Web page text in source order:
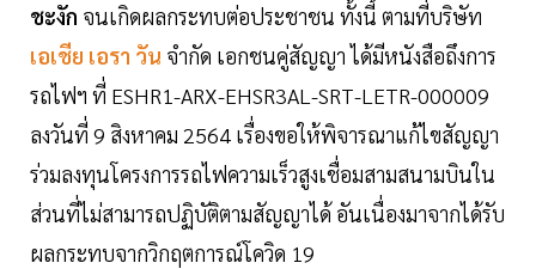
ชะงัก จนเกิดผลกระทบต่อประชาชน ทั้งนี้ ตามที่บริษัท
เอเชีย เอรา วัน จำกัด เอกชนคู่สัญญา ได้มีหนังสือถึงการ
รถไฟฯ ที่ ESHR1-ARX-EHSR3AL-SRT-LETR-000009
ลงวันที่ 9 สิงหาคม 2564 เรื่องขอให้พิจารณาแก้ไขสัญญา
ร่วมลงทุนโครงการรถไฟความเร็วสูงเชื่อมสามสนามบินใน
ส่วนที่ไม่สามารถปฏิบัติตามสัญญาได้ อันเนื่องมาจากได้รับ
ผลกระทบจากวิกฤตการณ์โควิด 19